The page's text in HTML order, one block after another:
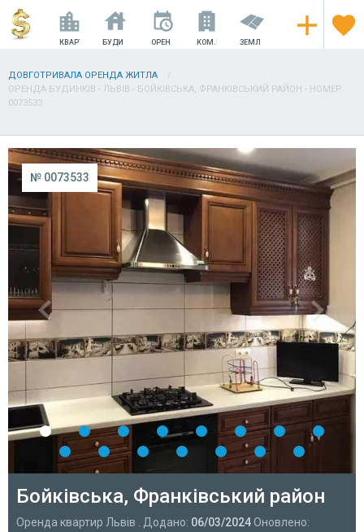
КВАРТИРИ БУДИНКИ ОРЕНДА КОМ.НЕРУХОМІСТЬ
ЗЕМЛЯ
ДОВГОТРИВАЛА ОРЕНДА ЖИТЛА
ОРЕНДА БУДИНКІВ - ЛЬВІВ - БОЙКІВСЬКА, ФРАНКІВСЬКИЙ РАЙОН - НОМЕР
0073533
№ 0073533
Бойківська, Франківський район
Оренда квартир Львів . Додано: 06/03/2024 Оновлено: